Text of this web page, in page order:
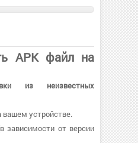
APK файл на
из неизвестных
вашем устройстве.
зависимости от версии